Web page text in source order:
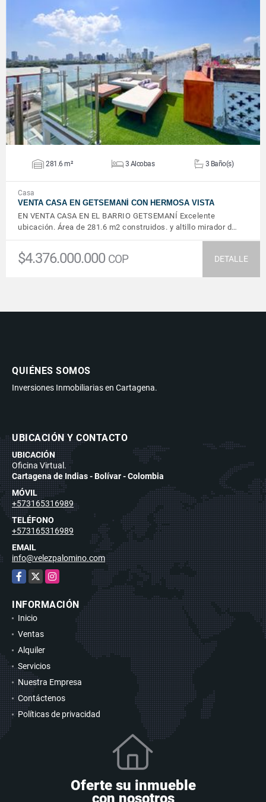
VER DETALLES
281.6 m² 3 Alcobas 3 Baño(s)
Casa
VENTA CASA EN GETSEMANÍ CON HERMOSA VISTA
EN VENTA CASA EN EL BARRIO GETSEMANÍ Excelente
ubicación. Área de 281.6 m2 construidos. y altillo mirador d…
$4.376.000.000 COP DETALLE
QUIÉNES SOMOS
Inversiones Inmobiliarias en Cartagena.
UBICACIÓN Y CONTACTO
UBICACIÓN
Oficina Virtual.
Cartagena de Indias - Bolívar - Colombia
MÓVIL
+573165316989
TELÉFONO
+573165316989
EMAIL
info@velezpalomino.com
Facebook
X Instagram
INFORMACIÓN
Inicio
Ventas
Alquiler
Servicios
Nuestra Empresa
Contáctenos
Políticas de privacidad
Oferte su inmueble
con nosotros